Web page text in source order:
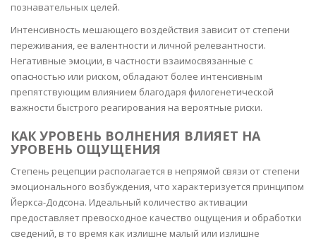
познавательных целей.
Интенсивность мешающего воздействия зависит от степени
переживания, ее валентности и личной релевантности.
Негативные эмоции, в частности взаимосвязанные с
опасностью или риском, обладают более интенсивным
препятствующим влиянием благодаря филогенетической
важности быстрого реагирования на вероятные риски.
КАК УРОВЕНЬ ВОЛНЕНИЯ ВЛИЯЕТ НА
УРОВЕНЬ ОЩУЩЕНИЯ
Степень рецепции располагается в непрямой связи от степени
эмоционального возбуждения, что характеризуется принципом
Йеркса-Додсона. Идеальный количество активации
предоставляет превосходное качество ощущения и обработки
сведений, в то время как излишне малый или излишне